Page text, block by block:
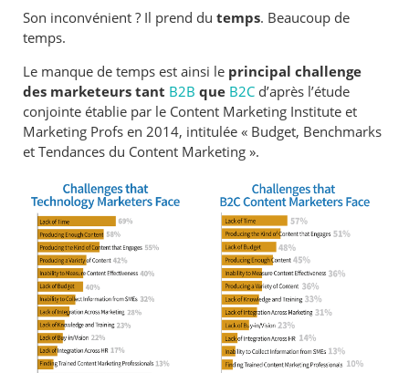
Son inconvénient ? Il prend dutemps. Beaucoup de
temps.
Le manque de temps est ainsi le principal challenge
des marketeurs tant B2B que B2C d’après l’étude
conjointe établie par le Content Marketing Institute et
Marketing Profs en 2014, intitulée « Budget, Benchmarks
et Tendances du Content Marketing ».